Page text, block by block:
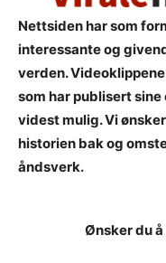
Nettsiden har som
interessante og
verden.
som har publisert
videst mulig. Vi
historien bak og
åndsverk.
Ønsker du å